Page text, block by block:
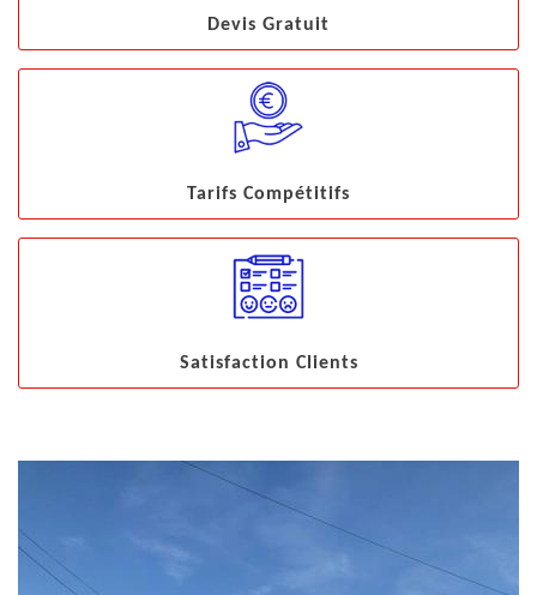
Devis Gratuit
Tarifs Compétitifs
Satisfaction Clients